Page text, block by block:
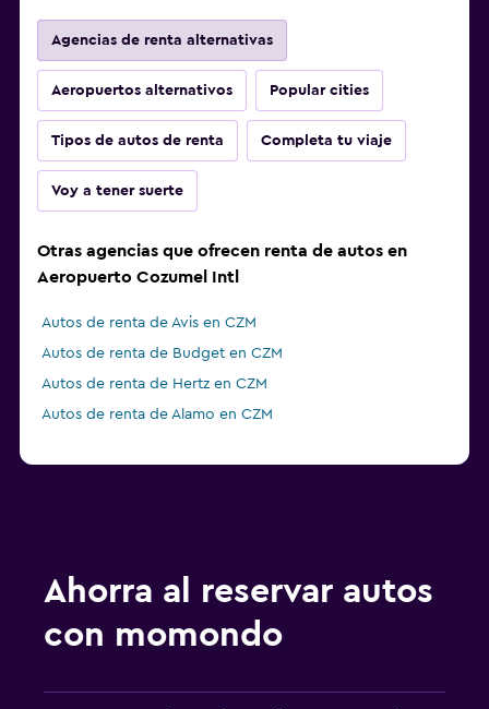
Agencias de renta alternativas
Aeropuertos alternativos Popular cities
Tipos de autos de renta Completa tu viaje
Voy a tener suerte
Otras agencias que ofrecen renta de autos en
Aeropuerto Cozumel Intl
Autos de renta de Avis en CZM
Autos de renta de Budget en CZM
Autos de renta de Hertz en CZM
Autos de renta de Alamo en CZM
Ahorra al reservar autos
con momondo